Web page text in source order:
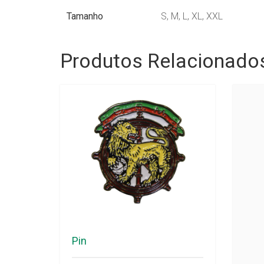
Tamanho S, M, L, XL, XXL
Produtos
Pin